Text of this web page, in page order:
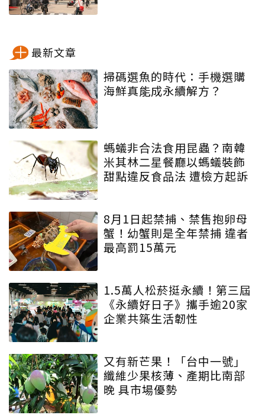
最新文章
掃碼選魚的時代：手機選購
海鮮真能成永續解方？
螞蟻非合法食用昆蟲？南韓
米其林二星餐廳以螞蟻裝飾
甜點違反食品法 遭檢方起訴
8月1日起禁捕、禁售抱卵母
蟹！幼蟹則是全年禁捕 違者
最高罰15萬元
1.5萬人松菸挺永續！第三屆
《永續好日子》攜手逾20家
企業共築生活韌性
又有新芒果！「台中一號」
纖維少果核薄、產期比南部
晚 具市場優勢